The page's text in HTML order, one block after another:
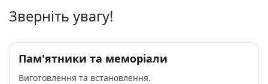
Зверніть увагу!
Пам'ятники та меморіали
Виготовлення та встановлення.